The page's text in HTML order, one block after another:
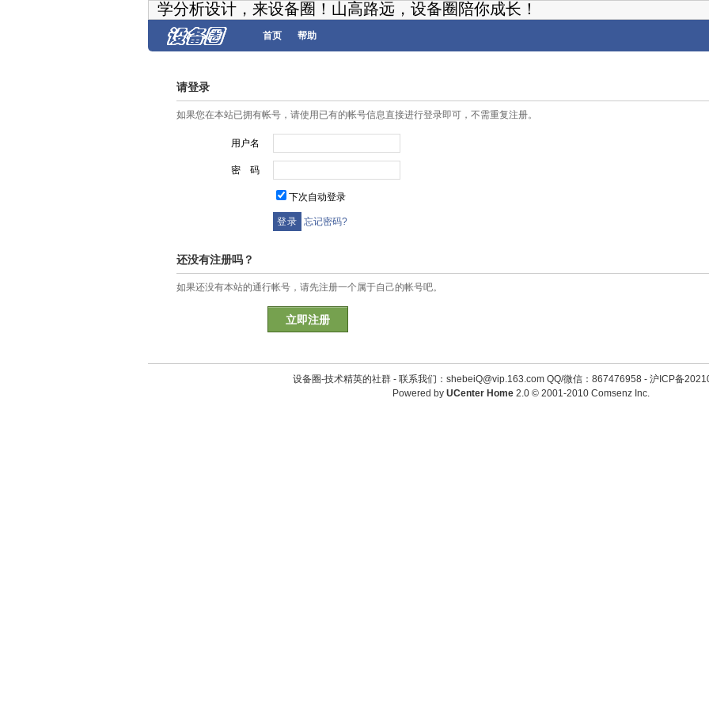
学分析设计，来设备圈！山高路远，设备圈陪你成长！
首页 帮助
请登录
如果您在本站已拥有帐号，请使用已有的帐号信息直接进行登录即可，不需重复注册。
用户名
密 码
下次自动登录
忘记密码?
还没有注册吗？
如果还没有本站的通行帐号，请先注册一个属于自己的帐号吧。
立即注册
设备圈-技术精英的社群 - 联系我们：shebeiQ@vip.163.com QQ/微信：867476958- 沪ICP备
Powered by UCenter Home 2.0© 2001-2010 Comsenz Inc.